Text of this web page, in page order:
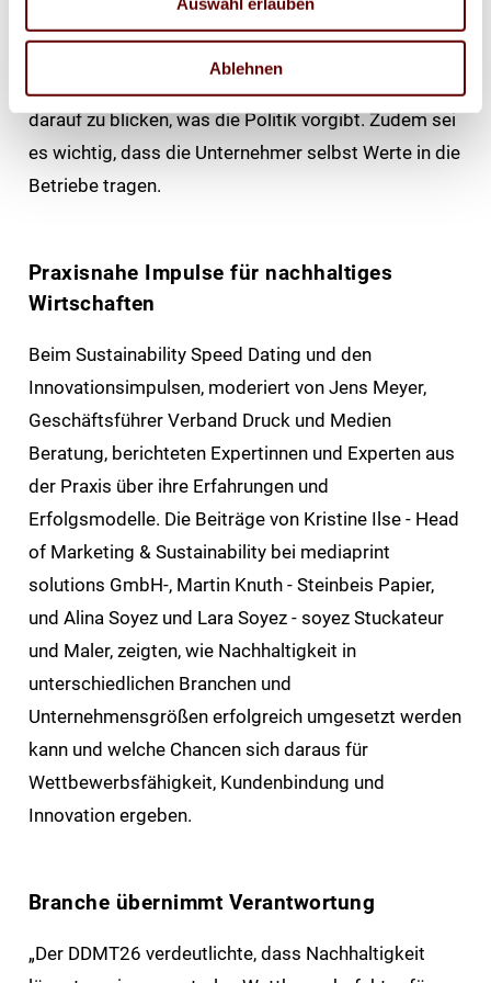
Ablehnen
darauf zu blicken, was die Politik vorgibt. Zudem sei
es wichtig, dass die Unternehmer selbst Werte in die
Betriebe tragen.
Praxisnahe Impulse für nachhaltiges
Wirtschaften
Beim Sustainability Speed Dating und den
Innovationsimpulsen, moderiert von Jens Meyer,
Geschäftsführer Verband Druck und Medien
Beratung, berichteten Expertinnen und Experten aus
der Praxis über ihre Erfahrungen und
Erfolgsmodelle. Die Beiträge von Kristine Ilse - Head
of Marketing & Sustainability bei mediaprint
solutions GmbH-, Martin Knuth - Steinbeis Papier,
und Alina Soyez und Lara Soyez - soyez Stuckateur
und Maler, zeigten, wie Nachhaltigkeit in
unterschiedlichen Branchen und
Unternehmensgrößen erfolgreich umgesetzt werden
kann und welche Chancen sich daraus für
Wettbewerbsfähigkeit, Kundenbindung und
Innovation ergeben.
Branche übernimmt Verantwortung
„Der DDMT26 verdeutlichte, dass Nachhaltigkeit